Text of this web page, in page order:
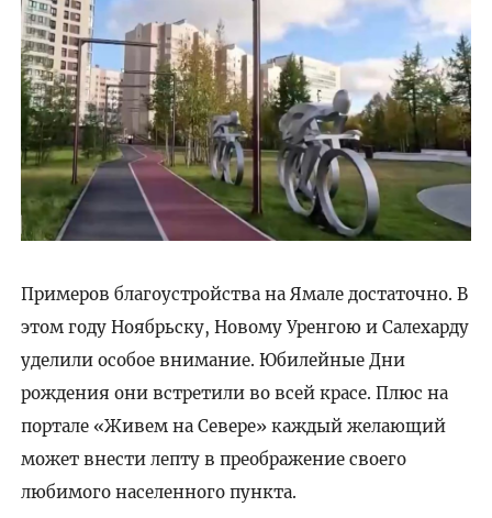
Примеров благоустройства на Ямале достаточно. В
этом году Ноябрьску, Новому Уренгою и Салехарду
уделили особое внимание. Юбилейные Дни
рождения они встретили во всей красе. Плюс на
портале «Живем на Севере» каждый желающий
может внести лепту в преображение своего
любимого населенного пункта.